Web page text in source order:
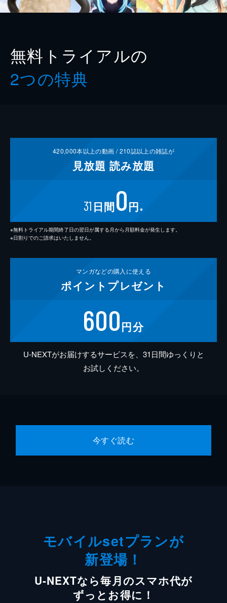
無料トライアルの
2つの特典
420,000本以上の動画 /210誌以上の雑誌が
見放題 読み放題
31 日間0円 ※
※無料トライアル期間終了日の翌日が属する月から月額料金が発生します。
※日割りでのご請求はいたしません。
マンガなどの購入に使える
ポイント プレゼント
600円分
U-NEXTがお届けするサービスを、31日間ゆっくりと
お試しください。
今すぐ読む
モバイルsetプランが
新登場！
U-NEXTなら毎月のスマホ代が
ずっとお得に！